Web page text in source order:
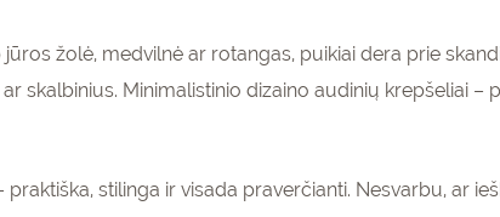
žolė, medvilnė ar rotangas, puikiai dera prie
skalbinius. Minimalistinio dizaino audinių krepšeliai
stilinga ir visada praverčianti. Nesvarbu, ar